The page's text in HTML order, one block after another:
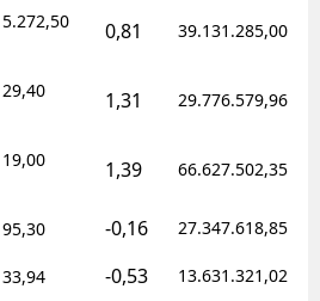
5.272,50 0,81 39.131.285,00
29,40 1,31 29.776.579,96
19,00 1,39 66.627.502,35
95,30 -0,16 27.347.618,85
33,94 -0,53 13.631.321,02